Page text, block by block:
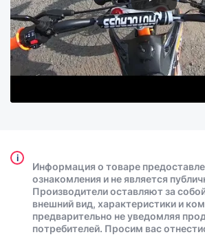
i
Информация о товаре
ознакомления и не является
Производители оставляют за
внешний вид, характеристики и
предварительно не уведомляя
потребителей. Просим вас